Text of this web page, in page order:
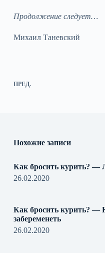
Продолжение следует…
Михаил Таневский
ПРЕД.
Похожие записи
Как бросить курить? —
26.02.2020
Как бросить курить? —
забеременеть
26.02.2020